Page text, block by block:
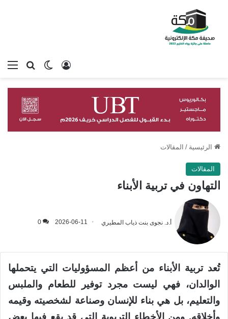
بحثالوضع
تسجيل الدخول
الرئيسية / المقالات
المقالات
التهاون في تربية الأبناء
أ.د. نجوى بنت ذياب المطيري 2026-06-11
0
تُعد تربية الأبناء من أعظم المسؤوليات التي يتحملها
الوالدان، فهي ليست مجرد توفير للطعام والملبس
والتعليم، بل هي بناء للإنسان وصناعة لشخصيته وقيمه
وأخلاقه. ومن الأخطاء التربوية التي قد يقع فيها بعض